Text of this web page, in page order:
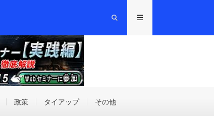
政策 タイアップ その他